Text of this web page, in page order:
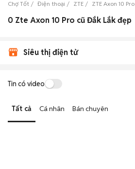
Chợ Tốt Điện thoại ZTE ZTE Axon 10 Pro
0 Zte Axon 10 Pro cũ Đắk Lắk đẹp
Siêu thị điện tử
Tin có video
Tất cả Cá nhân Bán chuyên